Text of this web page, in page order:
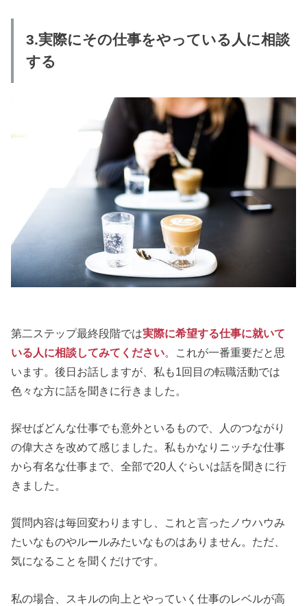
3.実際にその仕事をやっている人に相談
する
第二ステップ最終段階では実際に希望する仕事に就いて
いる人に相談してみてください。これが一番重要だと思
います。後日お話しますが、私も1回目の転職活動では
色々な方に話を聞きに行きました。
探せばどんな仕事でも意外といるもので、人のつながり
の偉大さを改めて感じました。私もかなりニッチな仕事
から有名な仕事まで、全部で20人ぐらいは話を聞きに行
きました。
質問内容は毎回変わりますし、これと言ったノウハウみ
たいなものやルールみたいなものはありません。ただ、
気になることを聞くだけです。
私の場合、スキルの向上とやっていく仕事のレベルが高